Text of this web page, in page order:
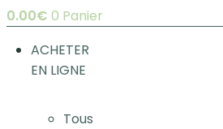
0.00€ 0 Panier
ACHETER
EN LIGNE
Tous